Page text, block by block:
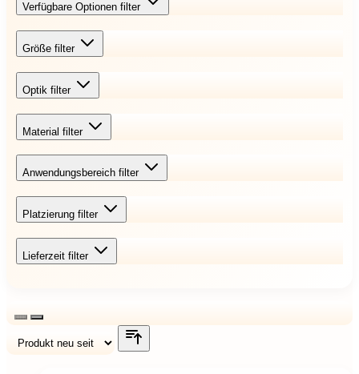
Verfügbare Optionen filter
Größe filter
Optik filter
Material filter
Anwendungsbereich filter
Platzierung filter
Lieferzeit filter